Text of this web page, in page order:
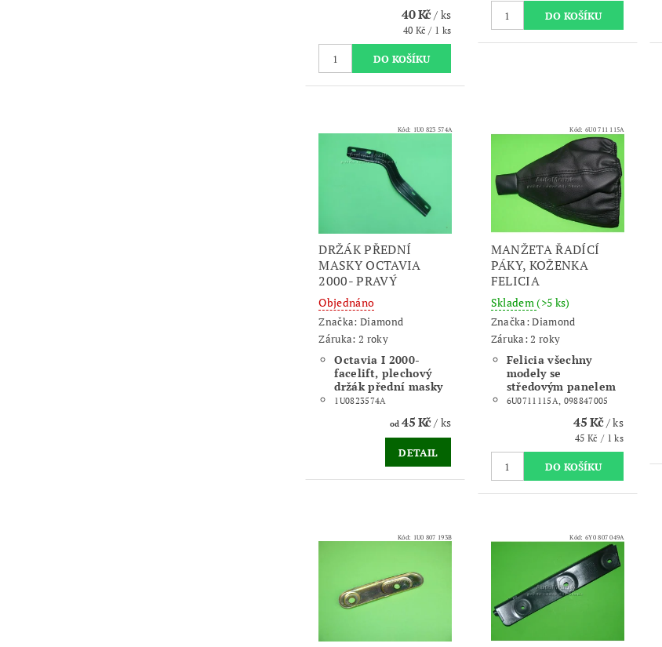
40 Kč/ ks
40 Kč / 1 ks
Kód: 1U0 823 574A
DRŽÁK PŘEDNÍ
MASKY OCTAVIA
2000- PRAVÝ
Objednáno
Značka: Diamond
Záruka: 2 roky
Octavia I 2000-
facelift, plechový
držák přední masky
1U0823574A
od45 Kč/ ks
DETAIL
Kód: 6U0 711 115A
MANŽETA ŘADÍCÍ
PÁKY, KOŽENKA
FELICIA
Skladem(>5 ks)
Značka:Diamond
Záruka: 2 roky
Felicia všechny
modely se
středovým panelem
6U0711115A, 098847005
45 Kč/ ks
45 Kč / 1 ks
Kód: 1U0 807 193B Kód: 6Y0 807 049A